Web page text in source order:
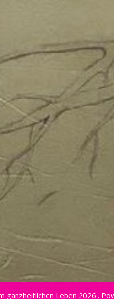
ganzheitlichen Leben 2026 .